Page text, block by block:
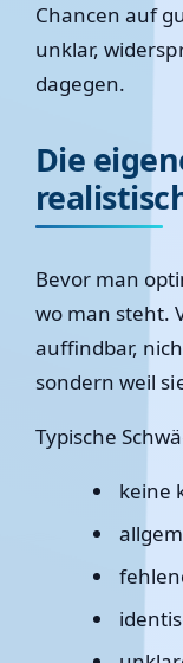
Chancen auf
unklar,
dagegen.
Die
Bevor man
wo man steht.
auffindbar,
sondern weil
Typische
keine